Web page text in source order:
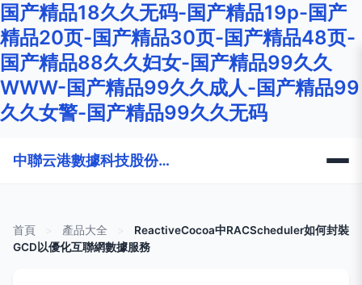
国产精品18久久无码-国产精品19p-国产
精品20页-国产精品30页-国产精品48页-
国产精品88久久妇女-国产精品99久久
WWW-国产精品99久久成人-国产精品99
久久女警-国产精品99久久无码
中聯云港數據科技股份有限公司
首頁 產品大全
ReactiveCocoa中RACScheduler如何封裝
GCD以優化互聯網數據服務